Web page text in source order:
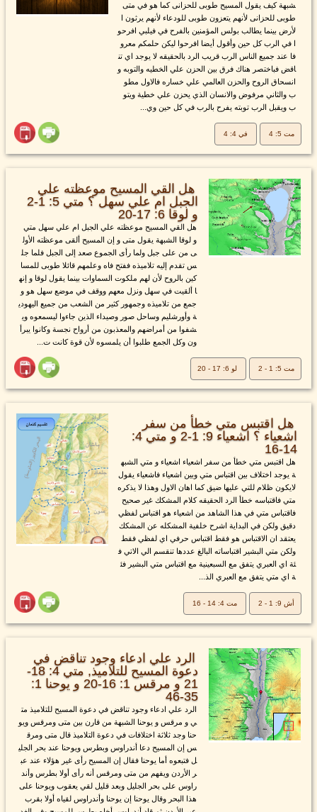
شبهة كيف يقول المسيح طوبى للحزانى كما هو في متى
طوبى للحزانى لأنهم يتعزون طوبى للودعاء لأنهم يرثون ا
لأرض بينما يطالب بولس المؤمنين بالفرح في فيلبي افرحو
ا في الرب كل حين وأقول أيضا افرحوا ليكن حلمكم معرو
فا عند جميع الناس الرب قريب الرد بالحقيقه لا يوجد اي تن
اقض فباختصر هناك فرق بين الحزن علي الخطيه والتوبه و
انسحاق الروح والحزن العالمي علي خساره فالاول مطو
ب والثاني مرفوض والانسان الذي يحزن علي خطية ويتو
ب ويقبل الرب توبته يفرح بالرب في كل حين وي...
مت 5: 4 في 4: 4
هل القي المسيح موعظته علي
الجبل ام علي سهل ؟ متي 5: 1-2
و لوقا 6: 17-20
هل القي المسيح موعظته علي الجبل ام علي سهل متي
و لوقا الشبهة يقول متى و إن المسيح ألقى موعظته الأول
ى من على جبل ولما رأى الجموع صعد إلى الجبل فلما جل
س تقدم إليه تلاميذه ففتح فاه وعلمهم قائلا طوبى للمسا
كين بالروح لأن لهم ملكوت السماوات بينما يقول لوقا و إنه
ا ألقيت في سهل ونزل معهم ووقف في موضع سهل هو و
جمع من تلاميذه وجمهور كثير من الشعب من جميع اليهودي
ة وأورشليم وساحل صور وصيداء الذين جاءوا ليسمعوه وي
شفوا من أمراضهم والمعذبون من أرواح نجسة وكانوا يبرأ
ون وكل الجمع طلبوا أن يلمسوه لأن قوة كانت ت...
مت 5: 1 - 2 لو 6: 17 - 20
هل اقتبس متي خطأ من سفر
اشعياء ؟ اشعياء 9: 1-2 و متي 4:
14-16
هل اقتبس متي خطأ من سفر اشعياء اشعياء و متي الشبه
ة يوجد اختلاف بين اقتباس متي وبين اشعياء فاشعياء يقول
لايكون ظلام للتي عليها ضيق كما اهان الاول وهذا لا يذكره
متي فاقتباسه خطأ الرد الحقيقه كلام المشكك غير صحيح
فاقتباس متي في هذا الشاهد من اشعياء هو اقتباس لفظي
دقيق ولكن في البداية اشرح خلفية المشكله عن المشكك
يعتقد ان الاقتباس هو فقط اقتباس حرفي اي لفظي فقط
ولكن متي البشير اقتباساته البالغ عددها تنقسم الي الاتي ف
ئة اي العبري يتفق مع السبعينية مع اقتباس متي البشير فئ
ة اي متي يتفق مع العبري الذ...
أش 9: 1 - 2 مت 4: 14 - 16
الرد علي ادعاء وجود تناقض في
دعوة المسيح للتلاميذ, متي 4: 18-
21 و مرقس 1: 16-20 و يوحنا 1:
35-46
الرد علي ادعاء وجود تناقض في دعوة المسيح للتلاميذ مت
ي و مرقس و يوحنا الشبهة من قارن بين متى ومرقس ويو
حنا وجد ثلاثة اختلافات في دعوة التلاميذ قال متى ومرق
س إن المسيح دعا أندراوس وبطرس ويوحنا عند بحر الجلي
ل فتبعوه أما يوحنا فقال إن المسيح رأى غير هؤلاء عند عب
ر الأردن ويفهم من متى ومرقس أنه رأى أولا بطرس وأند
راوس على بحر الجليل وبعد قليل لقي يعقوب ويوحنا على
هذا البحر وقال يوحنا إن يوحنا وأندراوس لقياه أولا بقرب